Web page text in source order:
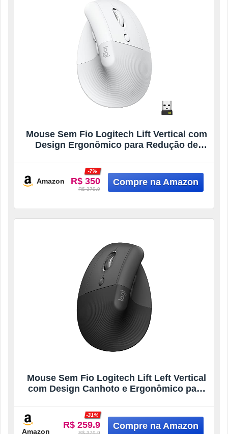
Mouse Sem Fio Logitech Lift Vertical com
Design Ergonômico para Redução de
Conexão Bluetooth ou USB Logi Bolt,
Compatível com Windows/macOS/iPadOS
– Branco
Amazon R$ 350
-7%
R$ 379.9
Mouse Sem Fio Logitech Lift Left Vertical
com Design Canhoto e Ergonômico para
Silenciosos, Conexão Bluetooth ou USB
Logi Bolt, Windows/macOS/iPadOS –
Grafite
Amazon
R$ 259.9
-31%
R$ 379.9